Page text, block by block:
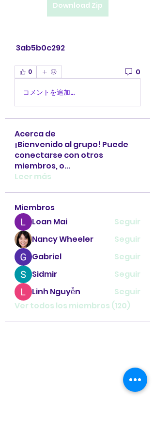
Download Zip
3ab5b0c292
0 0
コメントを追加…
Acerca de
¡Bienvenido al grupo! Puede
conectarse con otros
miembros, o...
Leer más
Miembros
Loan Mai
Seguir
Nancy Wheeler
Seguir
Gabriel
Seguir
Sidmir
Seguir
Linh Nguyễn
Seguir
Ver todos los miembros (120)